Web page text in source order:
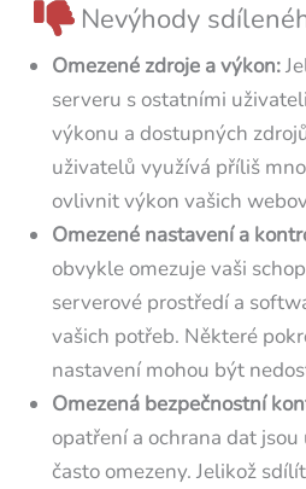
Nevýhody
Omezené zdroje a výkon:
serveru s ostatními
výkonu a dostupných
uživatelů využívá příliš
ovlivnit výkon vašich
Omezené nastavení a
obvykle omezuje vaši
serverové prostředí a
vašich potřeb. Některé
nastavení mohou být
Omezená bezpečnostní
opatření a ochrana dat
často omezeny. Jelikož